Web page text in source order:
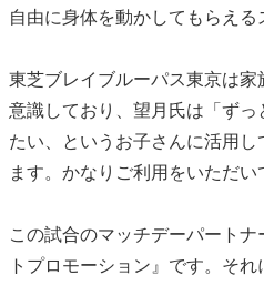
自由に身体を動かしてもらえる
東芝ブレイブルーパス東京は
意識しており、望月氏は「ず
たい、というお子さんに活用
ます。かなりご利用をいただい
この試合のマッチデーパート
トプロモーション』です。そ